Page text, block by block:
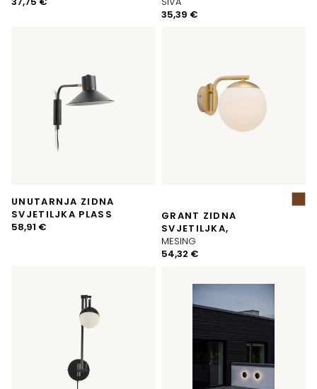
35,39 €
UNUTARNJA ZIDNA
SVJETILJKA PLASS
58,91 €
GRANT ZIDNA
SVJETILJKA,
MESING
54,32 €